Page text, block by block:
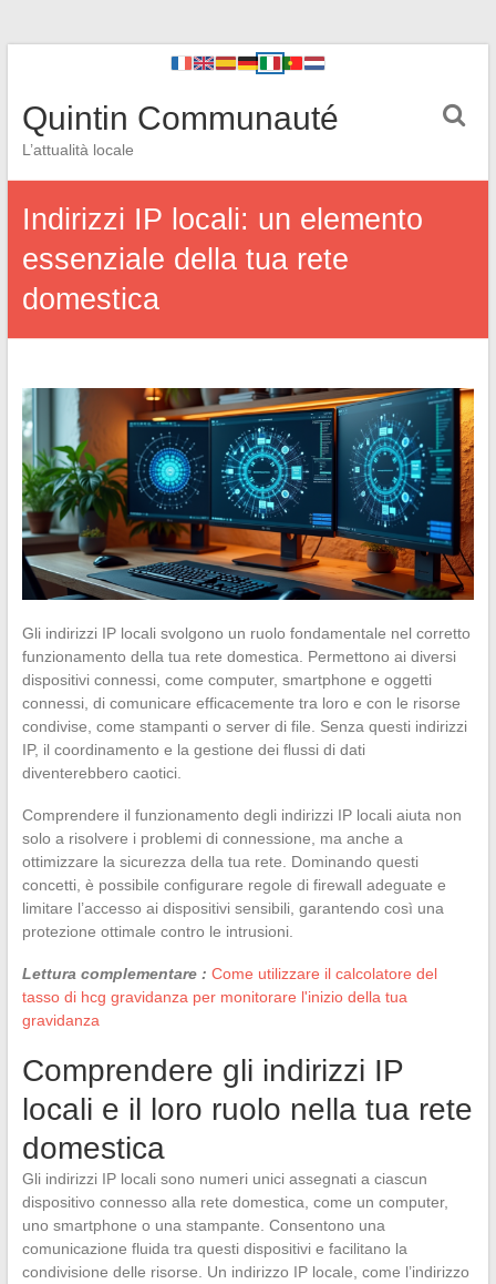
Quintin Communauté
L’attualità locale
Indirizzi IP locali: un elemento
essenziale della tua rete
domestica
Gli indirizzi IP locali svolgono un ruolo fondamentale nel corretto
funzionamento della tua rete domestica. Permettono ai diversi
dispositivi connessi, come computer, smartphone e oggetti
connessi, di comunicare efficacemente tra loro e con le risorse
condivise, come stampanti o server di file. Senza questi indirizzi
IP, il coordinamento e la gestione dei flussi di dati
diventerebbero caotici.
Comprendere il funzionamento degli indirizzi IP locali aiuta non
solo a risolvere i problemi di connessione, ma anche a
ottimizzare la sicurezza della tua rete. Dominando questi
concetti, è possibile configurare regole di firewall adeguate e
limitare l’accesso ai dispositivi sensibili, garantendo così una
protezione ottimale contro le intrusioni.
Lettura complementare : Come utilizzare il calcolatore del
tasso di hcg gravidanza per monitorare l'inizio della tua
gravidanza
Comprendere gli indirizzi IP
locali e il loro ruolo nella tua rete
domestica
Gli indirizzi IP locali sono numeri unici assegnati a ciascun
dispositivo connesso alla rete domestica, come un computer,
uno smartphone o una stampante. Consentono una
comunicazione fluida tra questi dispositivi e facilitano la
condivisione delle risorse. Un indirizzo IP locale, come l’indirizzo